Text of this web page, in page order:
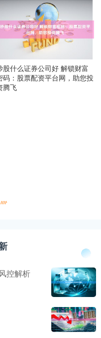
股什么证券公司好 解锁财富
码：股票配资平台网，助您投
腾飞
控解析